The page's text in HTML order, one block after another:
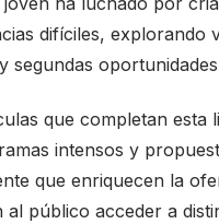
difíciles, explorando
segundas
que completan esta
intensos y
que enriquecen la
al público acceder a